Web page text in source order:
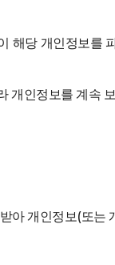
해당 개인정보를
개인정보를 계속
아 개인정보(또는